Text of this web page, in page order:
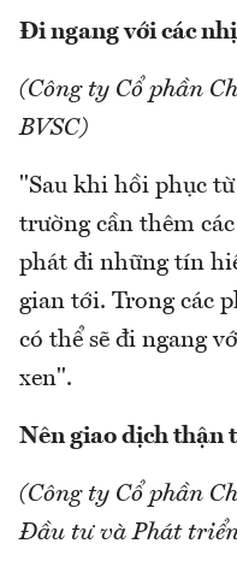
Đi ngang với các
(Công ty Cổ phần
BVSC)
"Sau khi hồi phục
trường cần thêm
phát đi những tín
gian tới. Trong các
có thể sẽ đi ngang
xen".
Nên giao dịch thận
(Công ty Cổ phần
Đầu tư và Phát